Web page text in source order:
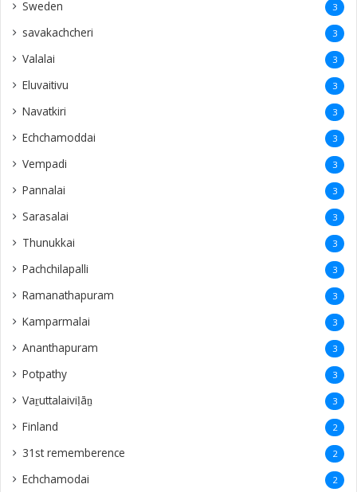
Sweden 3
savakachcheri 3
Valalai 3
Eluvaitivu 3
Navatkiri 3
Echchamoddai 3
Vempadi 3
Pannalai 3
Sarasalai 3
Thunukkai 3
Pachchilapalli 3
Ramanathapuram 3
Kamparmalai 3
Ananthapuram 3
‎Potpathy 3
Vaṟuttalaiviḷāṉ 3
Finland 2
31st rememberence 2
Echchamodai 2